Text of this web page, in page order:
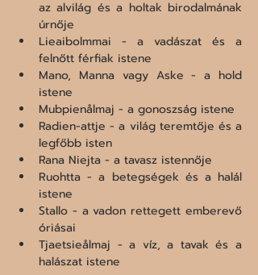
az alvilág és a holtak birodalmának
úrnője
Lieaibolmmai - a vadászat és a
felnőtt férfiak istene
Mano, Manna vagy Aske - a hold
istene
Mubpienålmaj - a gonoszság istene
Radien-attje - a világ teremtője és a
legfőbb isten
Rana Niejta - a tavasz istennője
Ruohtta - a betegségek és a halál
istene
Stallo - a vadon rettegett emberevő
óriásai
Tjaetsieålmaj - a víz, a tavak és a
halászat istene